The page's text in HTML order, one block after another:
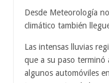
Desde Meteorología
climático también
Las intensas lluvias
que a su paso terminó
algunos automóviles